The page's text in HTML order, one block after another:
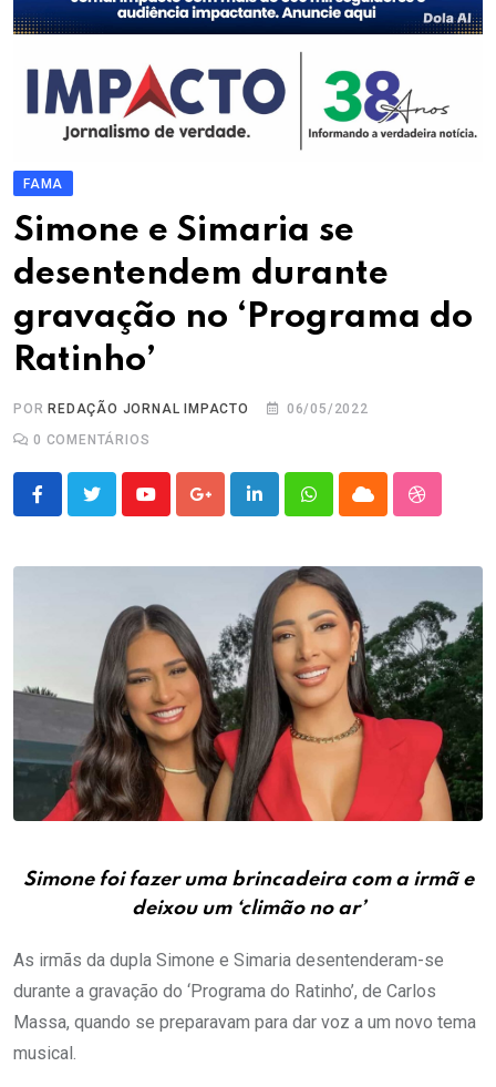
FAMA
Simone e Simaria se
desentendem durante
gravação no ‘Programa do
Ratinho’
POR REDAÇÃO JORNAL IMPACTO
06/05/2022
0 COMENTÁRIOS
YoutubeGoogle+LinkedInWhatsappCloud
Simone foi fazer uma brincadeira com a irmã e
deixou um ‘climão no ar’
As irmãs da dupla Simone e Simaria desentenderam-se
durante a gravação do ‘Programa do Ratinho’, de Carlos
Massa, quando se preparavam para dar voz a um novo tema
musical.